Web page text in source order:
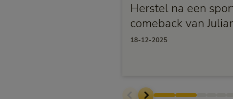
Herstel na een
comeback van
18-12-2025